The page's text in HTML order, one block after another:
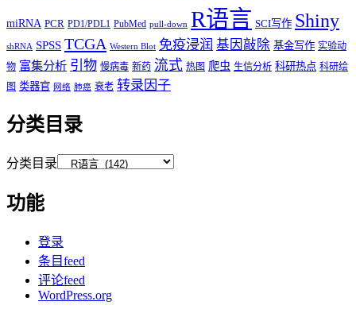
miRNA PCR PD1/PDL1 PubMed pull-down R语言 SCI写作 Shiny
shRNA SPSS TCGA Western Blot 免疫浸润 基因敲除 基金写作 实验动
物 富集分析 引物 慢病毒 新药 流式 热图 爬虫 生信分析 科研热点 科研绘
图 类器官 网络 肺癌 衰老 转录因子
分类目录
分类目录
功能
登录
条目feed
评论feed
WordPress.org